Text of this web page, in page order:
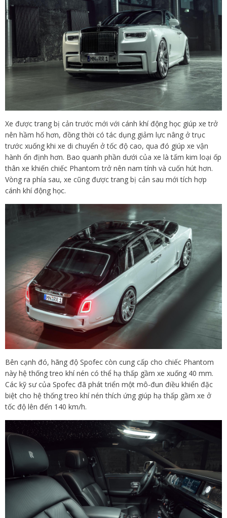
Xe được trang bị cản trước mới với cánh khí động học giúp xe trở
nên hầm hố hơn, đồng thời có tác dụng giảm lực nâng ở trục
trước xuống khi xe di chuyển ở tốc độ cao, qua đó giúp xe vận
hành ổn định hơn. Bao quanh phần dưới của xe là tấm kim loại ốp
thân xe khiến chiếc Phantom trở nên nam tính và cuốn hút hơn.
Vòng ra phía sau, xe cũng được trang bị cản sau mới tích hợp
cánh khí động học.
Bên cạnh đó, hãng độ Spofec còn cung cấp cho chiếc Phantom
này hệ thống treo khí nén có thể hạ thấp gầm xe xuống 40 mm.
Các kỹ sư của Spofec đã phát triển một mô-đun điều khiển đặc
biệt cho hệ thống treo khí nén thích ứng giúp hạ thấp gầm xe ở
tốc độ lên đến 140 km/h.